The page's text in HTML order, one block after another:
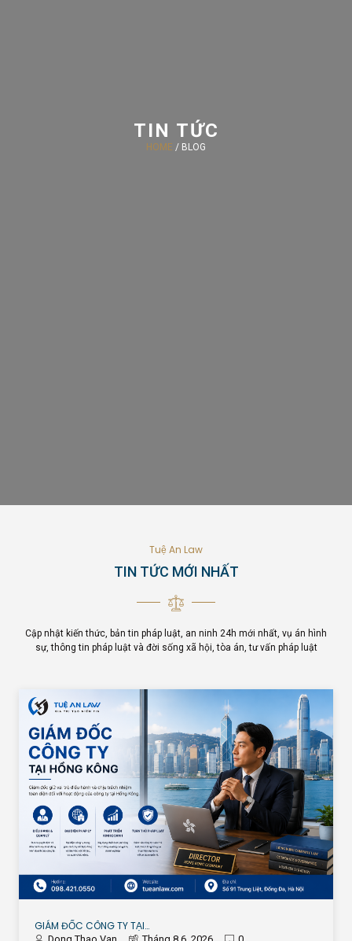
TIN TỨC
HOME / BLOG
Tuệ An Law
TIN TỨC MỚI NHẤT
Cập nhật kiến thức, bản tin pháp luật, an ninh 24h mới nhất, vụ án hình
sự, thông tin pháp luật và đời sống xã hội, tòa án, tư vấn pháp luật
GIÁM ĐỐC CÔNG TY TẠI…